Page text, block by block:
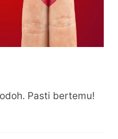
Pasti bertemu!